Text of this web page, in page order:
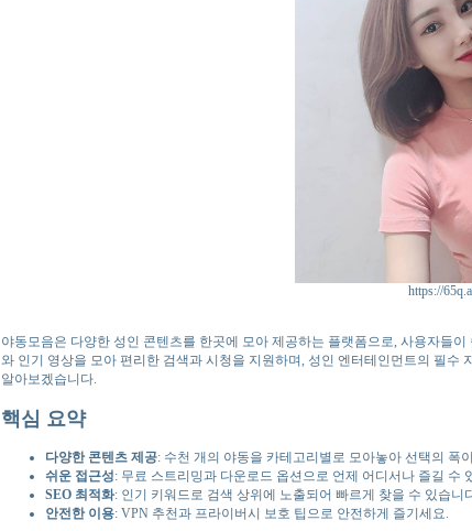
https://
야동모음은 다양한 성인 콘텐츠를 한곳에 모아 제공하는 플랫폼으로, 사용자들
와 인기 영상을 모아 편리한 검색과 시청을 지원하며, 성인 엔터테인먼트의 필수
알아보겠습니다.
핵심 요약
다양한 콘텐츠 제공: 수천 개의 야동을 카테고리별로 모아놓아 선택의 폭
쉬운 접근성: 무료 스트리밍과 다운로드 옵션으로 언제 어디서나 즐길 수
SEO 최적화: 인기 키워드로 검색 상위에 노출되어 빠르게 찾을 수 있습니
안전한 이용: VPN 추천과 프라이버시 보호 팁으로 안전하게 즐기세요.